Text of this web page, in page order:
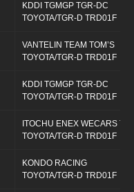
KDDI TGMGP TGR-DC
TOYOTA/TGR-D TRD01F
VANTELIN TEAM TOM’S
TOYOTA/TGR-D TRD01F
KDDI TGMGP TGR-DC
TOYOTA/TGR-D TRD01F
ITOCHU ENEX WECARS
TOYOTA/TGR-D TRD01F
KONDO RACING
TOYOTA/TGR-D TRD01F